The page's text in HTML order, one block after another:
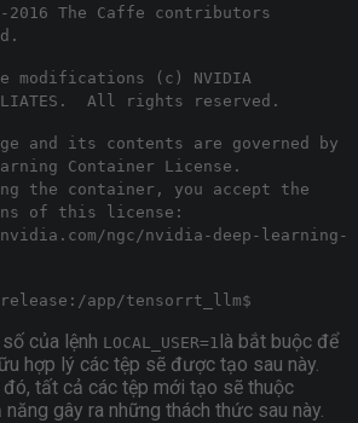
2016 The Caffe contributors
modifications (c) NVIDIA
All rights reserved.
and its contents are governed by
Container License.
the container, you accept the
of this license:
ngc/nvidia-deep-learning-
release:/app/tensorrt_llm$
của lệnh LOCAL_USER=1 là bắt buộc để
hợp lý các tệp sẽ được tạo sau này.
tất cả các tệp mới tạo sẽ thuộc
gây ra những thách thức sau này.